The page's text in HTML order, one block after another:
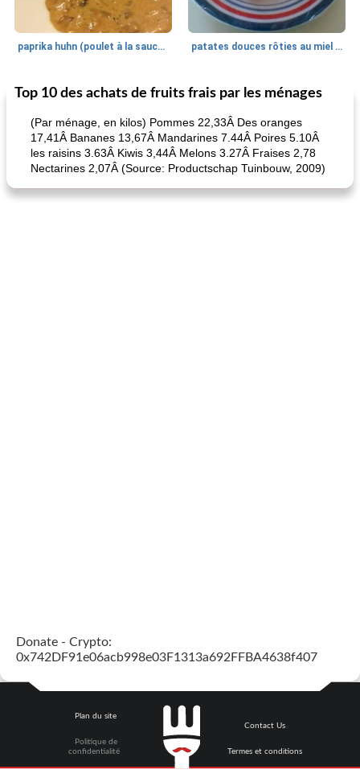
paprika huhn (poulet à la sauce paprika). patates douces rôties au miel / kumara
25 min
Petit déjeuner et brunch 45
Viande et volaille
Top 10 des achats de fruits frais par les ménages
(Par ménage, en kilos) Pommes 22,33Â Des oranges
17,41Â Bananes 13,67Â Mandarines 7.44Â Poires 5.10Â
les raisins 3.63Â Kiwis 3,44Â Melons 3.27Â Fraises 2,78
Nectarines 2,07Â (Source: Productschap Tuinbouw, 2009)
Donate - Crypto:
0x742DF91e06acb998e03F1313a692FFBA4638f407
Plan du site
Politique de
confidentialité
Contact Us
Termes et conditions